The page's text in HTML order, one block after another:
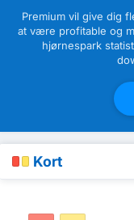
Premium vil give dig
at være profitable og
hjørnespark
Kort